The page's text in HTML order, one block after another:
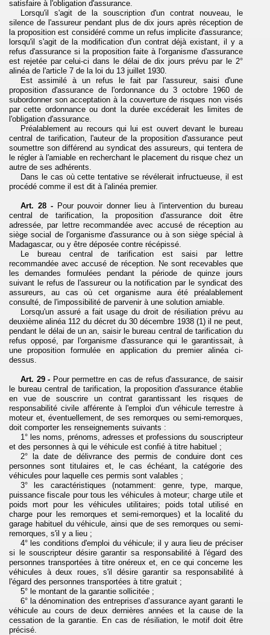
satisfaire à l'obligation d'assurance.
Lorsqu'il s'agit de la souscription d'un contrat nouveau, le
silence de l'assureur pendant plus de dix jours après réception de
la proposition est considéré comme un refus implicite d'assurance;
lorsqu'il s'agit de la modification d'un contrat déjà existant, il y a
refus d'assurance si la proposition faite à l'organisme d'assurance
est rejetée par celui-ci dans le délai de dix jours prévu par le 2°
alinéa de l'article 7 de la loi du 13 juillet 1930.
Est assimilé à un refus le fait par l'assureur, saisi d'une
proposition d'assurance de l'ordonnance du 3 octobre 1960 de
subordonner son acceptation à la couverture de risques non visés
par cette ordonnance ou dont la durée excéderait les limites de
l'obligation d'assurance.
Préalablement au recours qui lui est ouvert devant le bureau
central de tarification, l'auteur de la proposition d'assurance peut
soumettre son différend au syndicat des assureurs, qui tentera de
le régler à l'amiable en recherchant le placement du risque chez un
autre de ses adhérents.
Dans le cas où cette tentative se révélerait infructueuse, il est
procédé comme il est dit à l'alinéa premier.
Art. 28 -Pour pouvoir donner lieu à l'intervention du bureau
central de tarification, la proposition d'assurance doit être
adressée, par lettre recommandée avec accusé de réception au
siège social de l'organisme d'assurance ou à son siège spécial à
Madagascar, ou y être déposée contre récépissé.
Le bureau central de tarification est saisi par lettre
recommandée avec accusé de réception. Ne sont recevables que
les demandes formulées pendant la période de quinze jours
suivant le refus de l'assureur ou la notification par le syndicat des
assureurs, au cas où cet organisme aura été préalablement
consulté, de l'impossibilité de parvenir à une solution amiable.
Lorsqu'un assuré a fait usage du droit de résiliation prévu au
deuxième alinéa 112 du décret du 30 décembre 1938 (1) il ne peut,
pendant le délai de un an, saisir le bureau central de tarification du
refus opposé, par l'organisme d'assurance qui le garantissait, à
une proposition formulée en application du premier alinéa ci-
dessus.
Art. 29 - Pour permettre en cas de refus d'assurance, de saisir
le bureau central de tarification, la proposition d'assurance établie
en vue de souscrire un contrat garantissant les risques de
responsabilité civile afférente à l'emploi d'un véhicule terrestre à
moteur et, éventuellement, de ses remorques ou semi-remorques,
doit comporter les renseignements suivants :
1° les noms, prénoms, adresses et professions du souscripteur
et des personnes à qui le véhicule est confié à titre habituel ;
2° la date de délivrance des permis de conduire dont ces
personnessont titulaires et, le cas échéant, la catégorie des
véhicules pour laquelle ces permis sont valables ;
3° les caractéristiques (notamment: genre, type, marque,
puissance fiscale pour tous les véhicules à moteur; charge utile et
poids mort pour les véhicules utilitaires; poids total utilisé en
charge pour les remorques et semi-remorques) et la localité du
garage habituel du véhicule, ainsi que de ses remorques ou semi-
remorques, s'il y a lieu ;
4° les conditions d'emploi du véhicule; il y aura lieu de préciser
si le souscripteur désire garantir sa responsabilité à l'égard des
personnes transportées à titre onéreux et, en ce qui concerne les
véhicules à deux roues, s'il désire garantir sa responsabilité à
l'égard des personnes transportées à titre gratuit ;
5° le montant de la garantie sollicitée ;
6° la dénomination des entreprises d’assurance ayant garanti le
véhicule au cours de deux dernières années et la cause de la
cessation de la garantie. En cas de résiliation, le motif doit être
précisé.